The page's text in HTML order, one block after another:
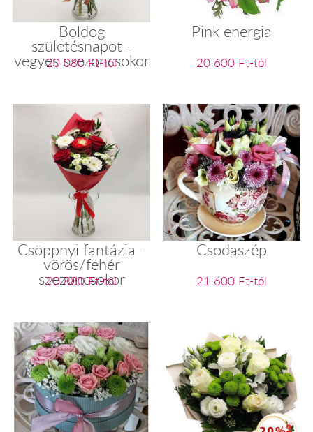
Boldog
születésnapot -
vegyes szezoncsokor
20 080 Ft-tól
Pink energia
20 600 Ft-tól
Csöppnyi fantázia -
vörös/fehér
szezoncsokor
20 880 Ft-tól
Csodaszép
21 600 Ft-tól